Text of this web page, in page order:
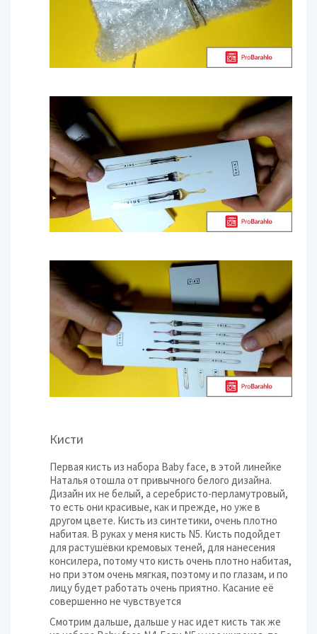
Кисти
Первая кисть из набора Baby face, в этой линейке
Наталья отошла от привычного белого дизайна.
Дизайн их не белый, а серебристо-перламутровый,
то есть они красивые, как и прежде, но уже в
другом цвете. Кисть из синтетики, очень плотно
набитая. В руках у меня кисть N5. Кисть подойдет
для растушёвки кремовых теней, для нанесения
консилера, потому что кисть очень плотно набитая,
но при этом очень мягкая, поэтому и по глазам, и по
лицу будет работать очень приятно. Касание её
совершенно не чувствуется
Смотрим дальше, дальше у нас идет кисть так же